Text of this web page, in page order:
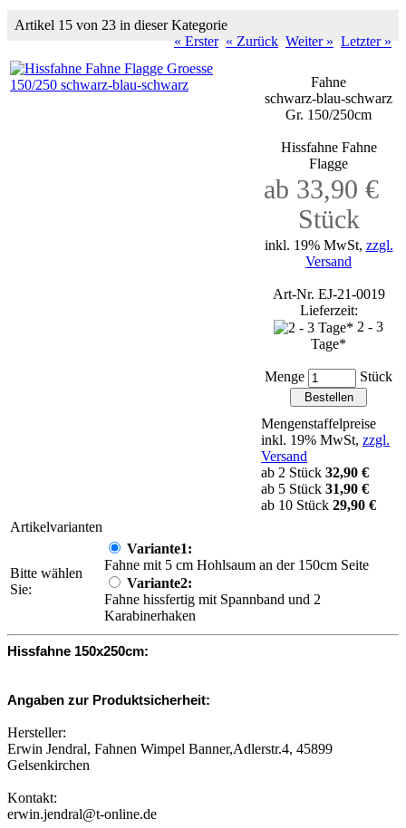
Artikel 15 von 23 in dieser Kategorie
« Erster « Zurück Weiter » Letzter »
Fahne
schwarz-blau-schwarz
Gr. 150/250cm
Hissfahne Fahne
Flagge
ab 33,90 €
Stück
inkl. 19% MwSt, zzgl.
Versand
Art-Nr. EJ-21-0019
Lieferzeit:
2 - 3
Tage*
Menge Stück
Mengenstaffelpreise
inkl. 19% MwSt, zzgl.
Versand
ab 2 Stück 32,90 €
ab 5 Stück 31,90 €
ab 10 Stück 29,90 €
Artikelvarianten
Bitte wählen
Sie:
Variante1:
Fahne mit 5 cm Hohlsaum an der 150cm Seite
Variante2:
Fahne hissfertig mit Spannband und 2
Karabinerhaken
Hissfahne 150x250cm:
Angaben zur Produktsicherheit:
Hersteller:
Erwin Jendral, Fahnen Wimpel Banner,Adlerstr.4, 45899
Gelsenkirchen
Kontakt:
erwin.jendral@t-online.de